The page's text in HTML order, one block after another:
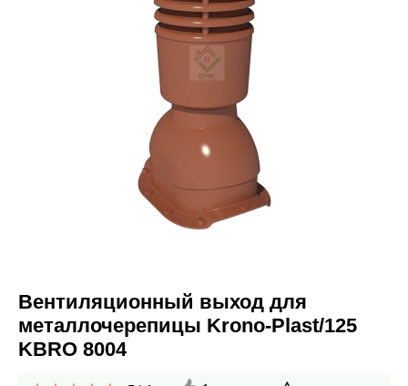
Вентиляционный выход для
металлочерепицы Krono-Plast/125
KBRO 8004